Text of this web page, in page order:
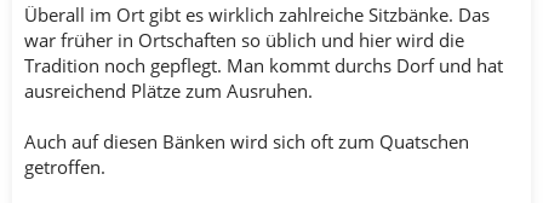
Überall im Ort gibt es wirklich zahlreiche Sitzbänke. Das
war früher in Ortschaften so üblich und hier wird die
Tradition noch gepflegt. Man kommt durchs Dorf und hat
ausreichend Plätze zum Ausruhen.
Auch auf diesen Bänken wird sich oft zum Quatschen
getroffen.